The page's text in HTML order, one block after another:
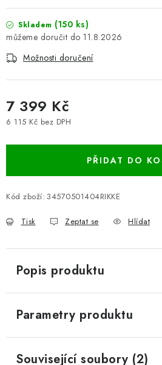
Skladem (150 ks)
11.8.2026
Možnosti doručení
7 399 Kč
6 115 Kč bez DPH
PŘIDAT DO
Kód zboží: 34570501404RIKKE
Tisk Zeptat se Hlídat
Popis produktu
Parametry produktu
Související soubory (2)